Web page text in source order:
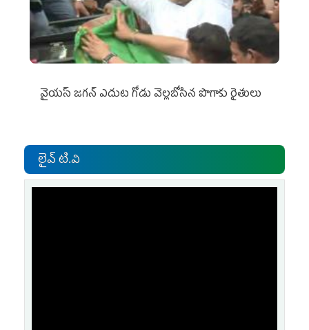
వైయ‌స్‌ జగన్ ఎదుట గోడు వెల్లబోసిన పొగాకు రైతులు
లైవ్ టి.వి